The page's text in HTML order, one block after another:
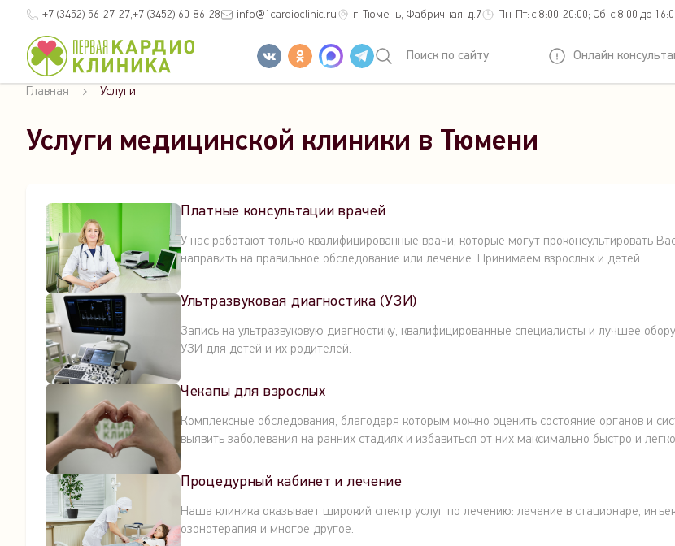
+7 (3452) 56-27-27 +7 (3452) 60-86-28 info@1cardioclinic.ru г. Тюмень, Фабричная, д.7 Пн-Пт: с 8:00-20:00; Сб: с 8:00 до
Поиск по сайту Онлайн
Главная Услуги
Услуги медицинской клиники в Тюмени
Платные консультации врачей
У нас работают только квалифицированные врачи, которые могут проконсультировать
направить на правильное обследование или лечение. Принимаем взрослых и детей.
Ультразвуковая диагностика (УЗИ)
Запись на ультразвуковую диагностику, квалифицированные специалисты и лучшее
УЗИ для детей и их родителей.
Чекапы для взрослых
Комплексные обследования, благодаря которым можно оценить состояние органов и
выявить заболевания на ранних стадиях и избавиться от них максимально быстро и
Процедурный кабинет и лечение
Наша клиника оказывает широкий спектр услуг по лечению: лечение в стационаре,
озонотерапия и многое другое.